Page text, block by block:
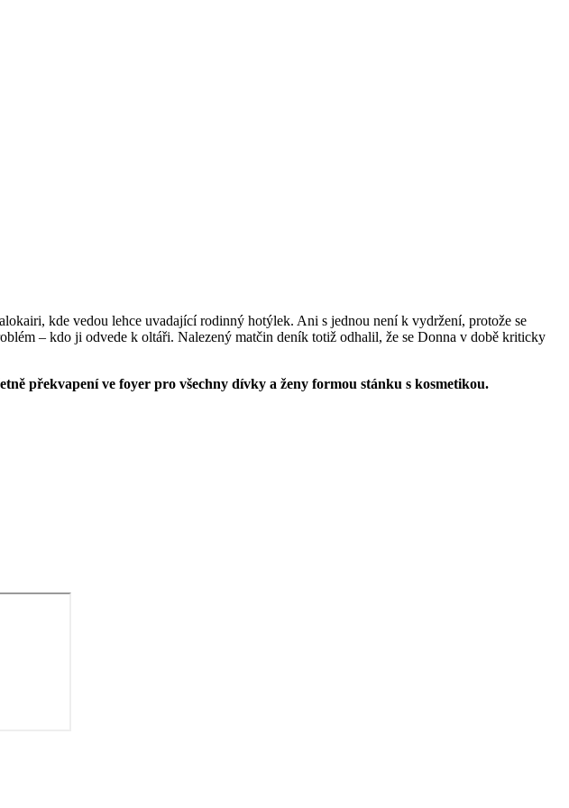
kde vedou lehce uvadající rodinný hotýlek. Ani s jednou není k vydržení, protože se
– kdo ji odvede k oltáři. Nalezený matčin deník totiž odhalil, že se Donna v době kriticky
překvapení ve foyer pro všechny dívky a ženy formou stánku s kosmetikou.